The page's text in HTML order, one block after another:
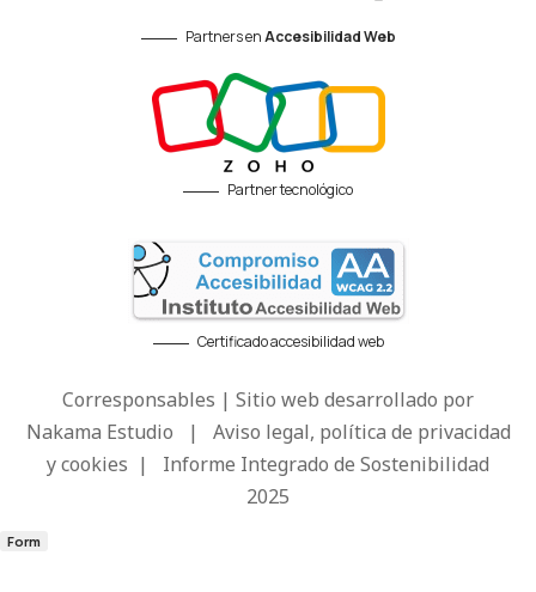
Partners enAccesibilidad Web
Partner tecnológico
Certificado accesibilidad web
Corresponsables | Sitio web desarrollado por
Nakama Estudio | Aviso legal, política de privacidad
y cookies | Informe Integrado de Sostenibilidad
2025
Form